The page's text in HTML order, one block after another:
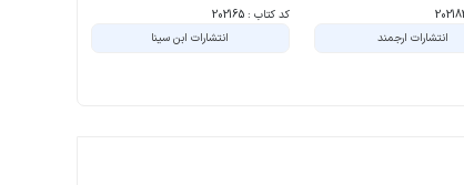
انتشارات ارجمند
کد کتاب : 202165
انتشارات ابن سینا